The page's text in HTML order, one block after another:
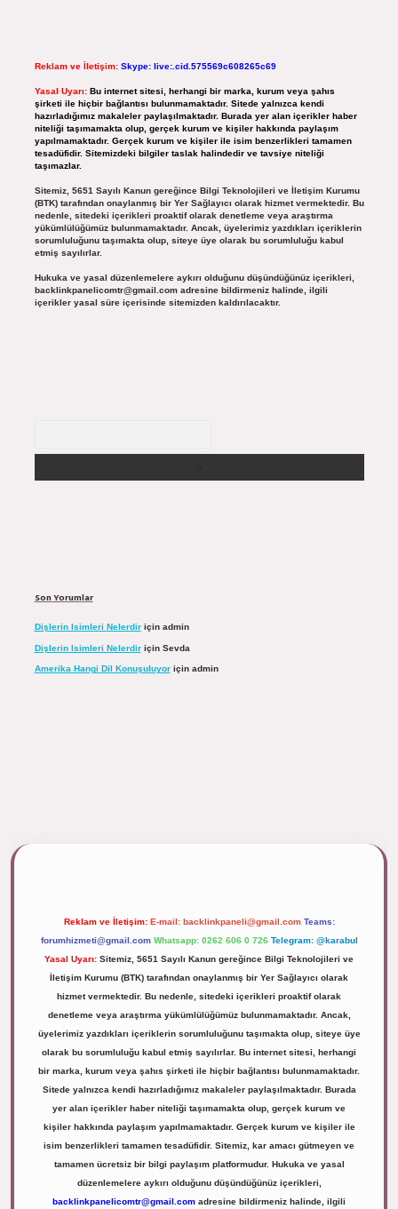
Reklam ve İletişim: Skype: live:.cid.575569c608265c69
Yasal Uyarı: Bu internet sitesi, herhangi bir marka, kurum veya şahıs
şirketi ile hiçbir bağlantısı bulunmamaktadır. Sitede yalnızca kendi
hazırladığımız makaleler paylaşılmaktadır. Burada yer alan içerikler haber
niteliği taşımamakta olup, gerçek kurum ve kişiler hakkında paylaşım
yapılmamaktadır. Gerçek kurum ve kişiler ile isim benzerlikleri tamamen
tesadüfidir. Sitemizdeki bilgiler taslak halindedir ve tavsiye niteliği
taşımazlar.
Sitemiz, 5651 Sayılı Kanun gereğince Bilgi Teknolojileri ve İletişim Kurumu
(BTK) tarafından onaylanmış bir Yer Sağlayıcı olarak hizmet vermektedir. Bu
nedenle, sitedeki içerikleri proaktif olarak denetleme veya araştırma
yükümlülüğümüz bulunmamaktadır. Ancak, üyelerimiz yazdıkları içeriklerin
sorumluluğunu taşımakta olup, siteye üye olarak bu sorumluluğu kabul
etmiş sayılırlar.
Hukuka ve yasal düzenlemelere aykırı olduğunu düşündüğünüz içerikleri,
backlinkpanelicomtr@gmail.comadresine bildirmeniz halinde, ilgili
içerikler yasal süre içerisinde sitemizden kaldırılacaktır.
Son Yorumlar
Dişlerin Isimleri Nelerdiriçin admin
Dişlerin Isimleri Nelerdiriçin Sevda
Amerika Hangi Dil Konuşuluyoriçin admin
Reklam ve İletişim: E-mail: backlinkpaneli@gmail.com Teams:
forumhizmeti@gmail.com Whatsapp: 0262 606 0 726 Telegram: @karabul
Yasal Uyarı: Sitemiz, 5651 Sayılı Kanun gereğince Bilgi Teknolojileri ve
İletişim Kurumu (BTK) tarafından onaylanmış bir Yer Sağlayıcı olarak
hizmet vermektedir. Bu nedenle, sitedeki içerikleri proaktif olarak
denetleme veya araştırma yükümlülüğümüz bulunmamaktadır. Ancak,
üyelerimiz yazdıkları içeriklerin sorumluluğunu taşımakta olup, siteye üye
olarak bu sorumluluğu kabul etmiş sayılırlar. Bu internet sitesi, herhangi
bir marka, kurum veya şahıs şirketi ile hiçbir bağlantısı bulunmamaktadır.
Sitede yalnızca kendi hazırladığımız makaleler paylaşılmaktadır. Burada
yer alan içerikler haber niteliği taşımamakta olup, gerçek kurum ve
kişiler hakkında paylaşım yapılmamaktadır. Gerçek kurum ve kişiler ile
isim benzerlikleri tamamen tesadüfidir. Sitemiz, kar amacı gütmeyen ve
tamamen ücretsiz bir bilgi paylaşım platformudur. Hukuka ve yasal
düzenlemelere aykırı olduğunu düşündüğünüz içerikleri,
backlinkpanelicomtr@gmail.com adresine bildirmeniz halinde, ilgili